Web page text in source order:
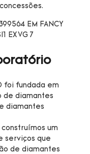
foi fundada em
de diamantes
diamantes
um
serviços que
de diamantes